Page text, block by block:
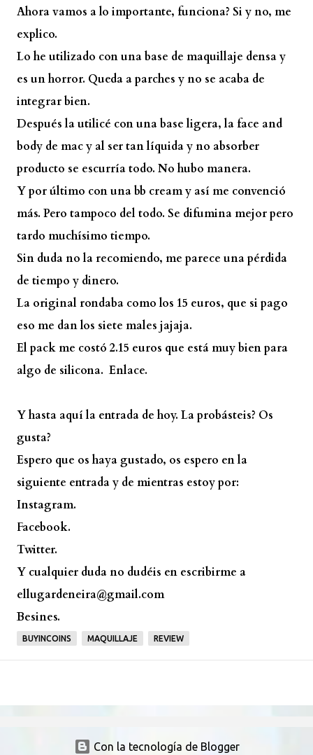
Ahora vamos a lo importante, funciona? Si y no, me
explico.
Lo he utilizado con una base de maquillaje densa y
es un horror. Queda a parches y no se acaba de
integrar bien.
Después la utilicé con una base ligera, la face and
body de mac y al ser tan líquida y no absorber
producto se escurría todo. No hubo manera.
Y por último con una bb cream y así me convenció
más. Pero tampoco del todo. Se difumina mejor pero
tardo muchísimo tiempo.
Sin duda no la recomiendo, me parece una pérdida
de tiempo y dinero.
La original rondaba como los 15 euros, que si pago
eso me dan los siete males jajaja.
El pack me costó 2.15 euros que está muy bien para
algo de silicona. Enlace.
Y hasta aquí la entrada de hoy. La probásteis? Os
gusta?
Espero que os haya gustado, os espero en la
siguiente entrada y de mientras estoy por:
Instagram.
Facebook.
Twitter.
Y cualquier duda no dudéis en escribirme a
ellugardeneira@gmail.com
Besines.
BUYINCOINS MAQUILLAJE REVIEW
Con la tecnología de Blogger